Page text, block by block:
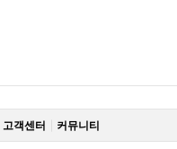
고객센터 커뮤니티